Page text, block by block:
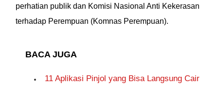
perhatian publik dan Komisi Nasional Anti Kekerasan
terhadap Perempuan (Komnas Perempuan).
BACA JUGA
11 Aplikasi Pinjol yang Bisa Langsung Cair